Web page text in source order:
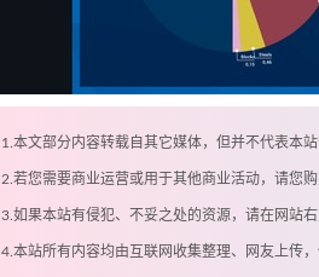
1.本文部分内容转载自其它媒体，但并不代表本
2.若您需要商业运营或用于其他商业活动，请您购
3.如果本站有侵犯、不妥之处的资源，请在网站
4.本站所有内容均由互联网收集整理、网友上传